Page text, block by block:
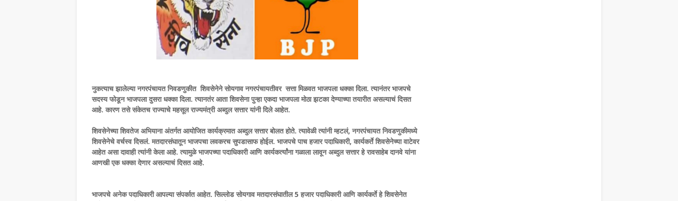
नुकत्याच झालेल्या नगरपंचायत निवडणुकीत शिवसेनेने सोयगाव नगरपंचायतीवर सत्ता मिळवत भाजपला धक्का दिला. त्यानंतर भाजपचे
सदस्य फोडून भाजपला दुसरा धक्का दिला. त्यानतंर आता शिवसेना पुन्हा एकदा भाजपला मोठा झटका देण्याच्या तयारीत असल्याचं दिसत
आहे. कारण तसे संकेतच राज्याचे महसूल राज्यमंत्री अब्दुल सत्तार यांनी दिले आहेत.
शिवसेनेच्या शिवतेज अभियाना अंतर्गत आयोजित कार्यक्रमात अब्दुल सत्तार बोलत होते. त्यावेळी त्यांनी म्हटलं, नगरपंचायत निवडणुकीमध्ये
शिवसेनेचे वर्चस्व दिसलं. मतदारसंघातून भाजपचा लवकरच सुपडासाफ होईल. भाजपचे पाच हजार पदाधिकारी, कार्यकर्ते शिवसेनेच्या वाटेवर
आहेत असा दावाही त्यांनी केला आहे. त्यामुळे भाजपच्या पदाधिकारी आणि कार्यकर्त्यांना गळाला लावून अब्दुल सत्तार हे रावसाहेब दानवे यांना
आणखी एक धक्का देणार असल्याचं दिसत आहे.
भाजपचे अनेक पदाधिकारी आपल्या संपर्कात आहेत. सिल्लोड सोयगाव मतदारसंघातील 5 हजार पदाधिकारी आणि कार्यकर्ते हे शिवसेनेत